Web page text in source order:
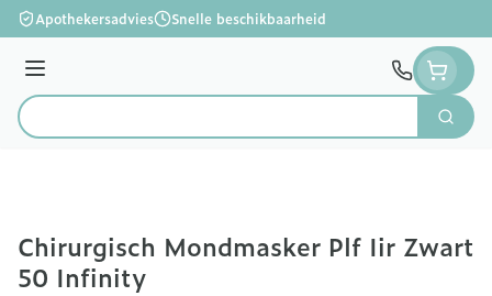
Ga naar de inhoud
Apothekersadvies Snelle beschikbaarheid
Menu
Product, merk, categorie...
Zoek
Chirurgisch Mondmasker Plf Iir Zwart
50 Infinity